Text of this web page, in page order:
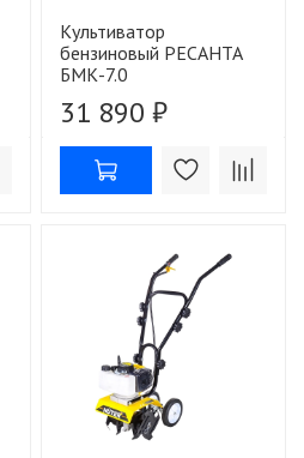
Культиватор
бензиновый РЕСАНТА
БМК-7.0
31 890 ₽